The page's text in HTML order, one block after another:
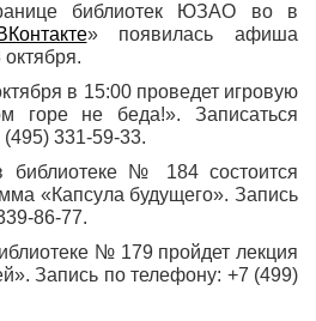
библиотек ЮЗАО во в
» появилась афиша
в 15:00 проведет игровую
горе не беда!». Записаться
331-59-33.
библиотеке № 184 состоится
«Капсула будущего». Запись
86-77.
№ 179 пройдет лекция
Запись по телефону: +7 (499)